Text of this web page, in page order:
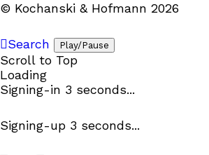
© Kochanski & Hofmann 2026
Search Play/Pause
Scroll to Top
Loading
Signing-in 3 seconds...
Signing-up 3 seconds...